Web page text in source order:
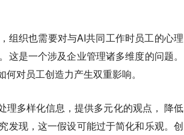
组织也需要对与AI共同工作时员工的心理
是一个涉及企业管理诸多维度的问题。
对员工创造力产生双重影响。
理多样化信息，提供多元化的观点， 降低
发现，这一假设可能过于简化和乐观。创